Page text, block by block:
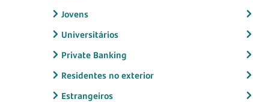
Jovens
Universitários
Private Banking
Residentes no exterior
Estrangeiros